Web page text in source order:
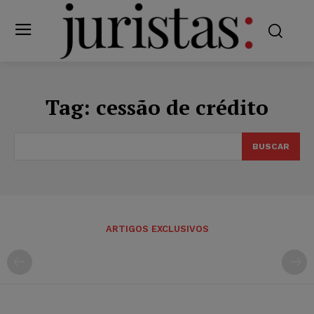
Tag: cessão de crédito
BUSCAR
ARTIGOS EXCLUSIVOS